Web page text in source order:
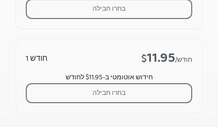
חודש 1 $11.95 /חודש
חידוש אוטומטי ב-$11.95 לחודש
בחרו חבילה
בחרו חבילה